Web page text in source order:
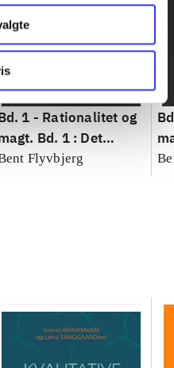
1 - Rationalitet og
Bd. 1 : Det
videnskab
Flyvbjerg